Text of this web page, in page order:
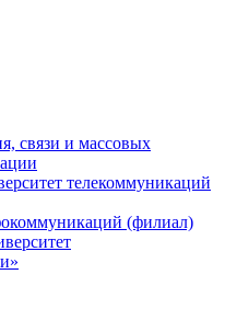
связи и массовых
телекоммуникаций
(филиал)